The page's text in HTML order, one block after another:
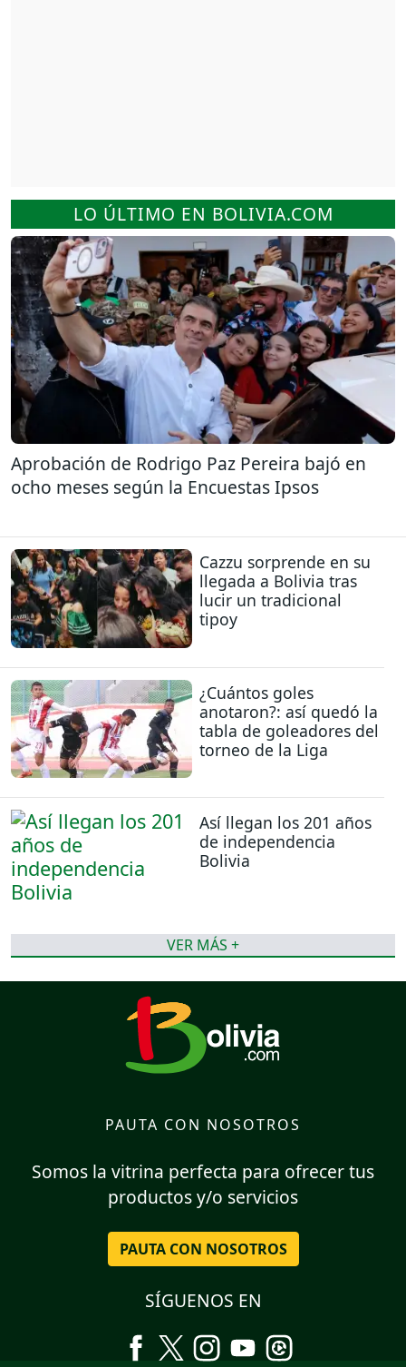
LO ÚLTIMO EN BOLIVIA.COM
Aprobación de Rodrigo Paz Pereira bajó en
ocho meses según la Encuestas Ipsos
Cazzu sorprende en su
llegada a Bolivia tras
lucir un tradicional
tipoy
¿Cuántos goles
anotaron?: así quedó la
tabla de goleadores del
torneo de la Liga
Así llegan los 201 años
de independencia
Bolivia
VER MÁS +
PAUTA CON NOSOTROS
Somos la vitrina perfecta para ofrecer tus
productos y/o servicios
PAUTA CON NOSOTROS
SÍGUENOS EN